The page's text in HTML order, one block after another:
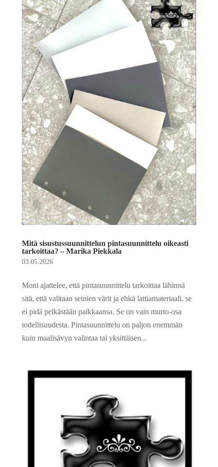
Mitä sisustussuunnittelun pintasuunnittelu oikeasti
tarkoittaa? – Marika Piekkala
03.05.2026
Moni ajattelee, että pintasuunnittelu tarkoittaa lähinnä
sitä, että valitaan seinien värit ja ehkä lattiamateriaali. se
ei pidä pelkästään paikkaansa. Se on vain murto-osa
todellisuudesta. Pintasuunnittelu on paljon enemmän
kuin maalisävyn valintaa tai yksittäisen...